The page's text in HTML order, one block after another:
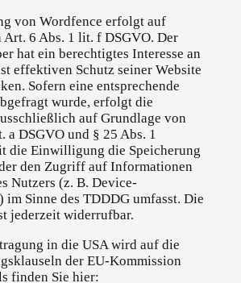
von Wordfence erfolgt auf
Art. 6 Abs. 1 lit. f DSGVO. Der
hat ein berechtigtes Interesse an
effektiven Schutz seiner Website
Sofern eine entsprechende
wurde, erfolgt die
auf Grundlage von
a DSGVO und § 25 Abs. 1
die Einwilligung die Speicherung
den Zugriff auf Informationen
Nutzers (z. B. Device-
Sinne des TDDDG umfasst. Die
jederzeit widerrufbar.
in die USA wird auf die
der EU-Kommission
finden Sie hier: